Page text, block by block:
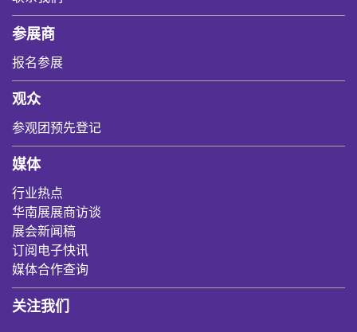
参展商
报名参展
观众
参观团预先登记
媒体
行业热点
华南展展商访谈
展会新闻稿
订阅电子快讯
媒体合作查询
关注我们